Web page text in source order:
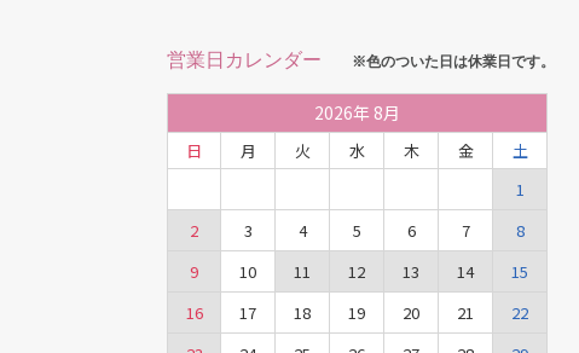
営業日カレンダー ※色のついた日は休業日です。
2026年 8月
日 月 火 水 木 金
土
1
2
3 4 5 6 7
8
9
10 11 12 13 14
15
16
17 18 19 20 21
22